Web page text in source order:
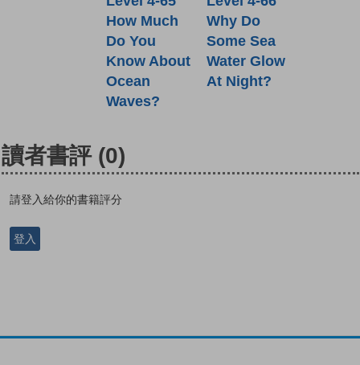
How Much
Do You
Know About
Ocean
Waves?
Why Do
Some Sea
Water Glow
At Night?
讀者書評 (0)
請登入給你的書籍評分
登入